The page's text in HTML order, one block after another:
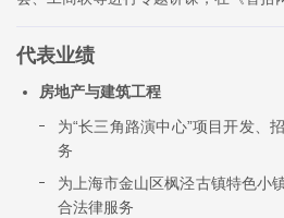
代表业绩
房地产与建筑工程
为“长三角路演中心”项目开发、
务
为上海市金山区枫泾古镇特色小
合法律服务